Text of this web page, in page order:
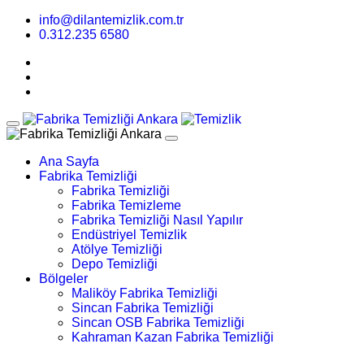
info@dilantemizlik.com.tr
0.312.235 6580
Ana Sayfa
Fabrika Temizliği
Fabrika Temizliği
Fabrika Temizleme
Fabrika Temizliği Nasıl Yapılır
Endüstriyel Temizlik
Atölye Temizliği
Depo Temizliği
Bölgeler
Maliköy Fabrika Temizliği
Sincan Fabrika Temizliği
Sincan OSB Fabrika Temizliği
Kahraman Kazan Fabrika Temizliği